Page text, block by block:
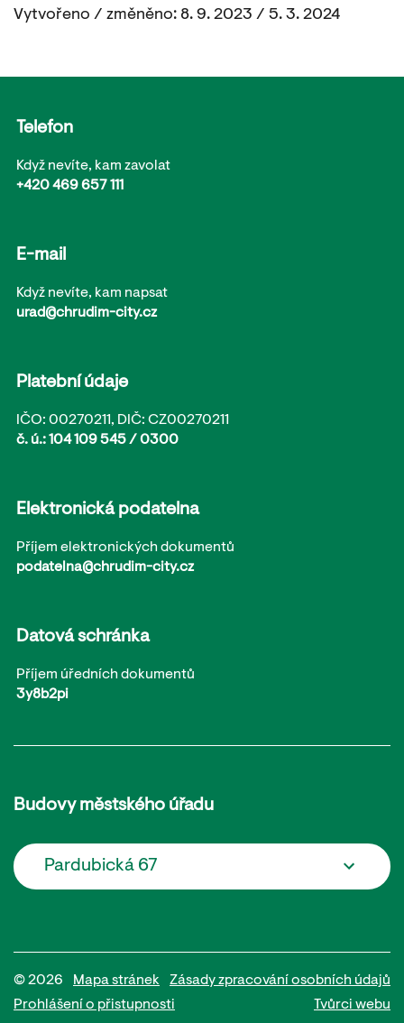
Vytvořeno / změněno: 8. 9. 2023 / 5. 3. 2024
Telefon
Když nevíte, kam zavolat
+420 469 657 111
E-mail
Když nevíte, kam napsat
urad@chrudim-city.cz
Platební údaje
IČO: 00270211, DIČ: CZ00270211
č. ú.: 104 109 545 / 0300
Elektronická podatelna
Příjem elektronických dokumentů
podatelna@chrudim-city.cz
Datová schránka
Příjem úředních dokumentů
3y8b2pi
Budovy městského úřadu
Pardubická 67
© 2026 Mapa stránek
Zásady zpracování osobních údajů
Prohlášení o přistupnosti
Tvůrci webu
Potřebujete poradit?